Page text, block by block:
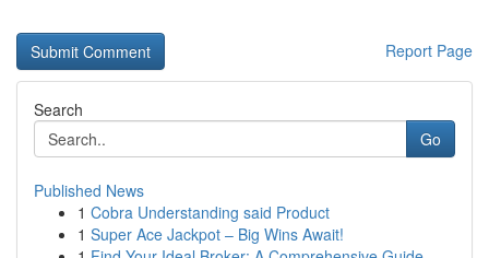
Report Page
Search
Go
Published News
1 Cobra Understanding said Product
1 Super Ace Jackpot – Big Wins Await!